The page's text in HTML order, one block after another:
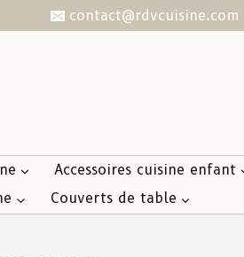
contact@rdvcuisine.com
Accessoires cuisine enfant
Couverts de table